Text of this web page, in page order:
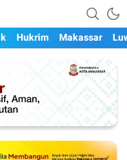
Hari
Hukrim Makassar